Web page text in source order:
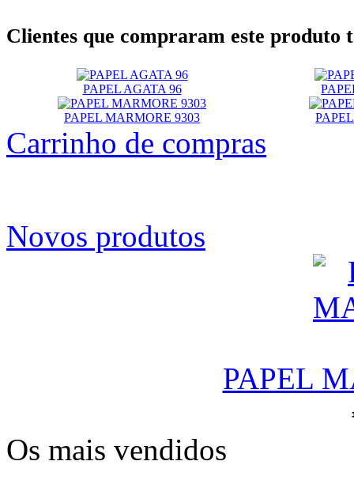
Clientes que compraram este produto
PAPEL AGATA 96
PAPEL MARMORE 9303
Carrinho de compras
Novos produtos
PAPEL
Os mais vendidos